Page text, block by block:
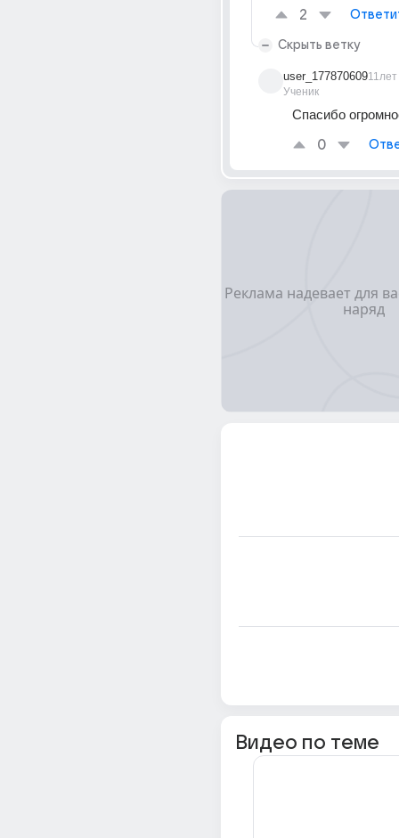
2
Скрыть ветку
user_177870609
Ученик
11лет
Спасибо
0
Видео по теме